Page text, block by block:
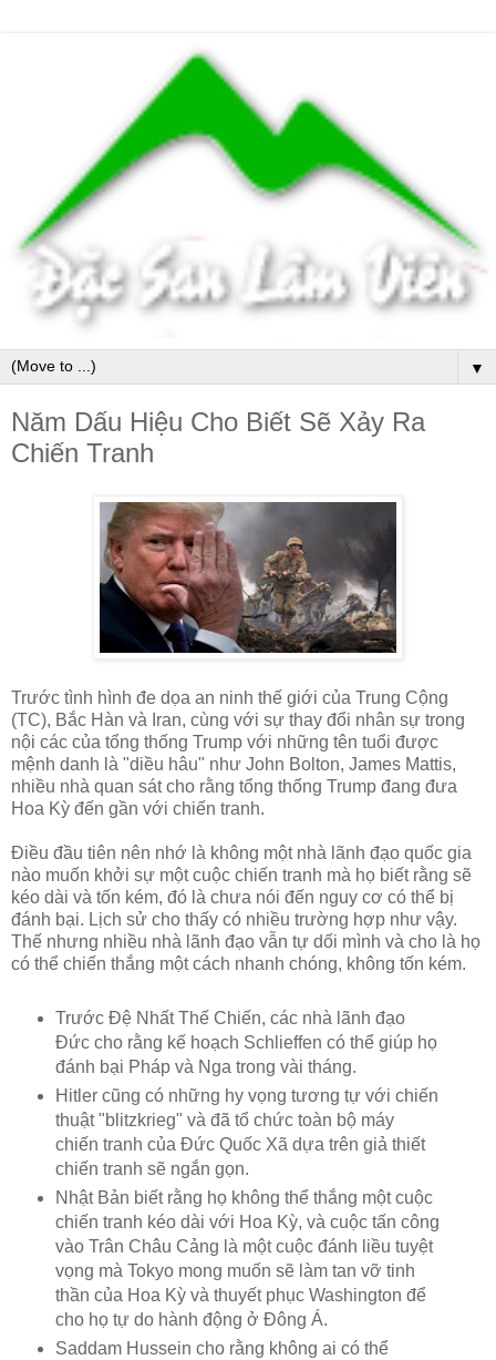
▼
Năm Dấu Hiệu Cho Biết Sẽ Xảy Ra
Chiến Tranh
Trước tình hình đe dọa an ninh thế giới của Trung Cộng
(TC), Bắc Hàn và Iran, cùng với sự thay đổi nhân sự trong
nội các của tổng thống Trump với những tên tuổi được
mệnh danh là "diều hâu" như John Bolton, James Mattis,
nhiều nhà quan sát cho rằng tổng thống Trump đang đưa
Hoa Kỳ đến gần với chiến tranh.
Điều đầu tiên nên nhớ là không một nhà lãnh đạo quốc gia
nào muốn khởi sự một cuộc chiến tranh mà họ biết rằng sẽ
kéo dài và tốn kém, đó là chưa nói đến nguy cơ có thể bị
đánh bại. Lịch sử cho thấy có nhiều trường hợp như vậy.
Thế nhưng nhiều nhà lãnh đạo vẫn tự dối mình và cho là họ
có thể chiến thắng một cách nhanh chóng, không tốn kém.
Trước Đệ Nhất Thế Chiến, các nhà lãnh đạo
Đức cho rằng kế hoạch Schlieffen có thể giúp họ
đánh bại Pháp và Nga trong vài tháng.
Hitler cũng có những hy vọng tương tự với chiến
thuật "blitzkrieg" và đã tổ chức toàn bộ máy
chiến tranh của Đức Quốc Xã dựa trên giả thiết
chiến tranh sẽ ngắn gọn.
Nhật Bản biết rằng họ không thể thắng một cuộc
chiến tranh kéo dài với Hoa Kỳ, và cuộc tấn công
vào Trân Châu Cảng là một cuộc đánh liều tuyệt
vọng mà Tokyo mong muốn sẽ làm tan vỡ tinh
thần của Hoa Kỳ và thuyết phục Washington để
cho họ tự do hành động ở Đông Á.
Saddam Hussein cho rằng không ai có thể